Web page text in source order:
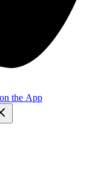
the App